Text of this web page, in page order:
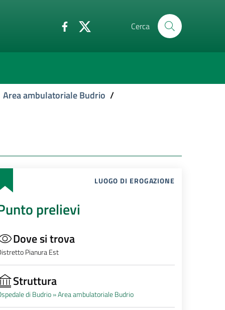
Cerca
Area ambulatoriale Budrio /
LUOGO DI EROGAZIONE
prelievi
Dove si trova
Pianura Est
Struttura
di Budrio »Area ambulatoriale Budrio